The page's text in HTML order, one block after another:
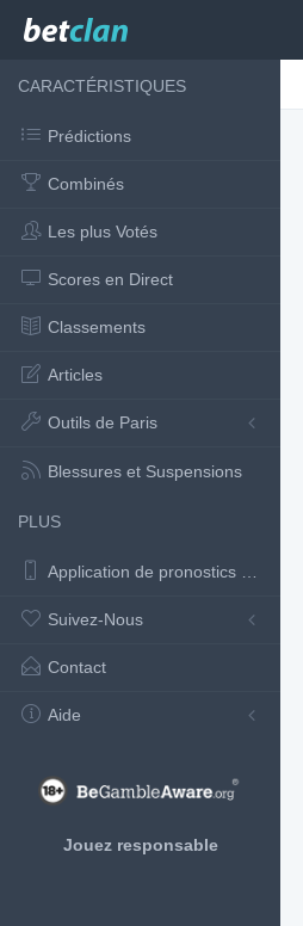
CARACTÉRISTIQUES
Prédictions
Combinés
Les plus Votés
Scores en Direct
Classements
Articles
Outils de Paris
Blessures et Suspensions
PLUS
Application de pronostics de football
Suivez-Nous
Contact
Aide
Jouez responsable